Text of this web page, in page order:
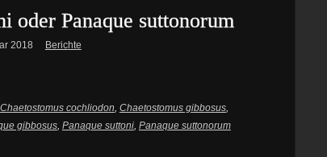
oder Panaque suttonorum
2018 Berichte
Chaetostomus cochliodon, Chaetostomus gibbosus,
gibbosus, Panaque suttoni, Panaque suttonorum